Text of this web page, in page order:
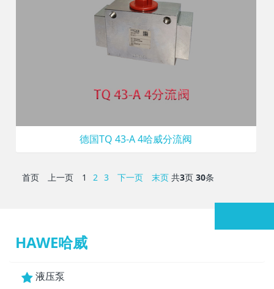
德国TQ 43-A 4哈威分流阀
首页 上一页 1 2 3 下一页 末页 共3页30条
HAWE哈威
液压泵